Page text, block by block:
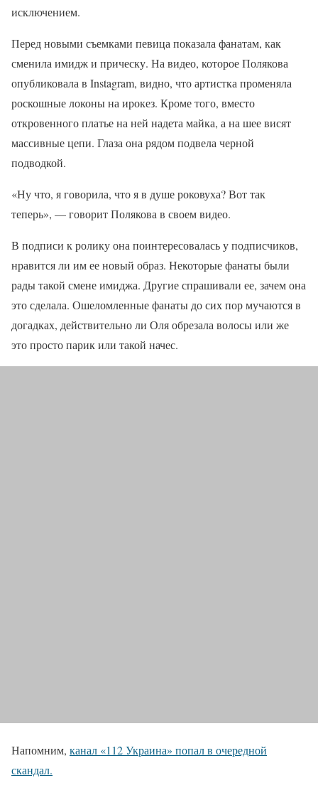
исключением.
Перед новыми съемками певица показала фанатам, как
сменила имидж и прическу. На видео, которое Полякова
опубликовала в Instagram, видно, что артистка променяла
роскошные локоны на ирокез. Кроме того, вместо
откровенного платье на ней надета майка, а на шее висят
массивные цепи. Глаза она рядом подвела черной
подводкой.
«Ну что, я говорила, что я в душе роковуха? Вот так
теперь», — говорит Полякова в своем видео.
В подписи к ролику она поинтересовалась у подписчиков,
нравится ли им ее новый образ. Некоторые фанаты были
рады такой смене имиджа. Другие спрашивали ее, зачем она
это сделала. Ошеломленные фанаты до сих пор мучаются в
догадках, действительно ли Оля обрезала волосы или же
это просто парик или такой начес.
Напомним, канал «112 Украина» попал в очередной
скандал.